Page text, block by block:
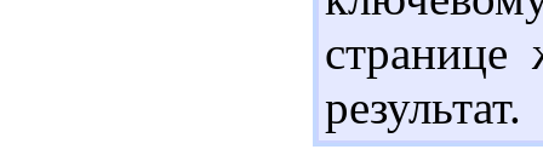
странице
результат.